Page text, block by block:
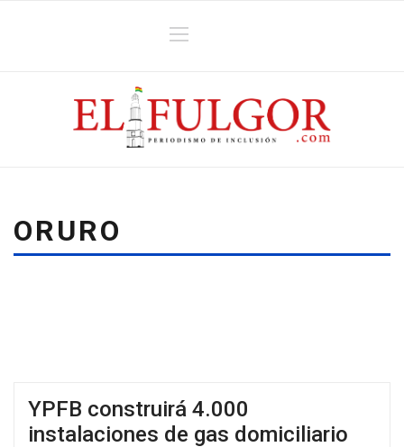
ORURO
YPFB construirá 4.000
instalaciones de gas domiciliario